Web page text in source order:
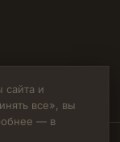
и
все», вы
— в